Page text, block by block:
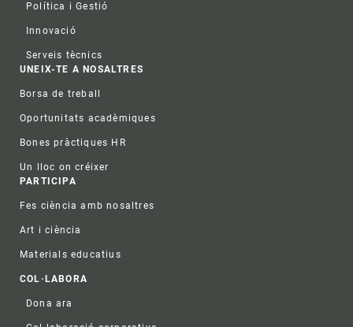
Política i Gestió
Innovació
Serveis tècnics
UNEIX-TE A NOSALTRES
Borsa de treball
Oportunitats acadèmiques
Bones pràctiques HR
Un lloc on créixer
PARTICIPA
Fes ciència amb nosaltres
Art i ciència
Materials educatius
COL·LABORA
Dona ara